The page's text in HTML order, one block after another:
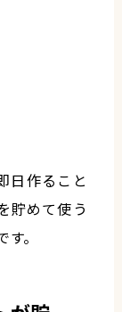
日作ること
貯めて使う
。